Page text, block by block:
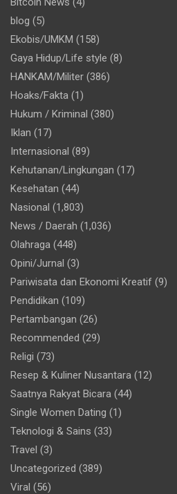
blog (5)
Ekobis/UMKM (158)
Gaya Hidup/Life style (8)
HANKAM/Militer (386)
Hoaks/Fakta (1)
Hukum / Kriminal (380)
Iklan (17)
Internasional (89)
Kehutanan/Lingkungan (17)
Kesehatan (44)
Nasional (1,803)
News / Daerah (1,036)
Olahraga (448)
Opini/Jurnal (3)
Pariwisata dan Ekonomi Kreatif (9)
Pendidikan (109)
Pertambangan (26)
Recommended (29)
Religi (73)
Resep & Kuliner Nusantara (12)
Saatnya Rakyat Bicara (44)
Single Women Dating (1)
Teknologi & Sains (33)
Travel (3)
Uncategorized (389)
Viral (56)